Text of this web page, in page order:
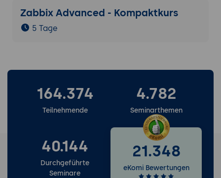
Zabbix Advanced - Kompaktkurs
5 Tage
164.374
Teilnehmende
4.782
Seminarthemen
40.144
Durchgeführte
Seminare
21.348
eKomi Bewertungen